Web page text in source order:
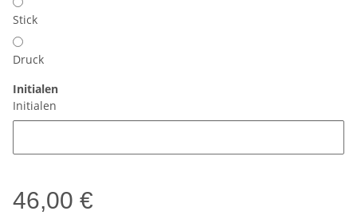
Stick
Druck
Initialen
Initialen
46,00 €